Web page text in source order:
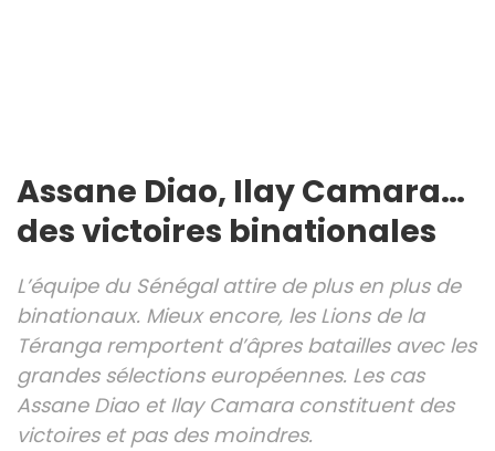
Assane Diao, Ilay Camara…
des victoires binationales
L’équipe du Sénégal attire de plus en plus de
binationaux. Mieux encore, les Lions de la
Téranga remportent d’âpres batailles avec les
grandes sélections européennes. Les cas
Assane Diao et Ilay Camara constituent des
victoires et pas des moindres.